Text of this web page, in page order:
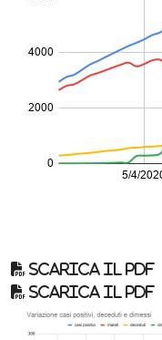
Scarica il pdf
Scarica il pdf